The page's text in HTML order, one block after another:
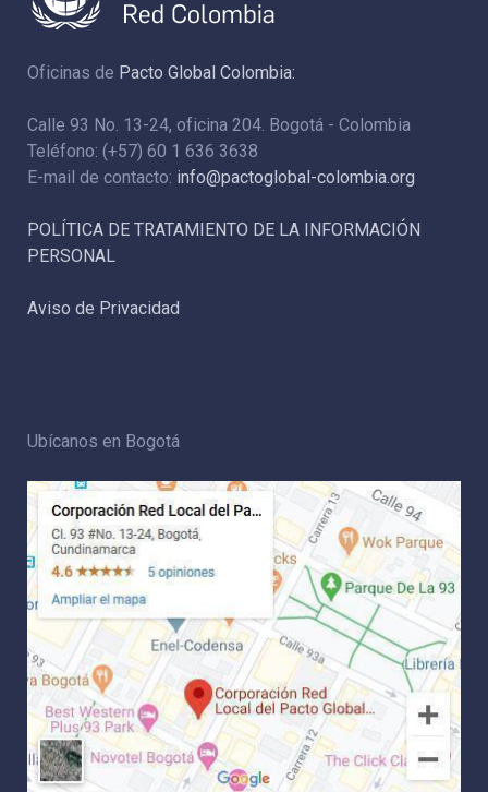
Oficinas de Pacto Global Colombia:
Calle 93 No. 13-24, oficina 204. Bogotá - Colombia
Teléfono: (+57) 60 1 636 3638
E-mail de contacto: info@pactoglobal-colombia.org
POLÍTICA DE TRATAMIENTO DE LA INFORMACIÓN
PERSONAL
Aviso de Privacidad
Ubícanos en Bogotá